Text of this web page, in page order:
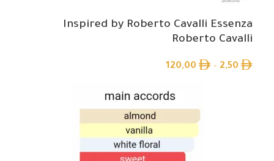
Inspired by Roberto Cavalli Essenza
Roberto Cavalli
2,50
–
120,00